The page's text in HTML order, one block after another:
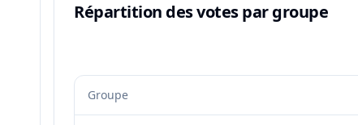
Répartition des votes par groupe
Groupe